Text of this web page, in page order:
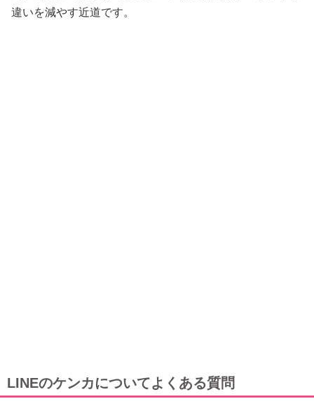
違いを減やす近道です。
LINEのケンカについてよくある質問